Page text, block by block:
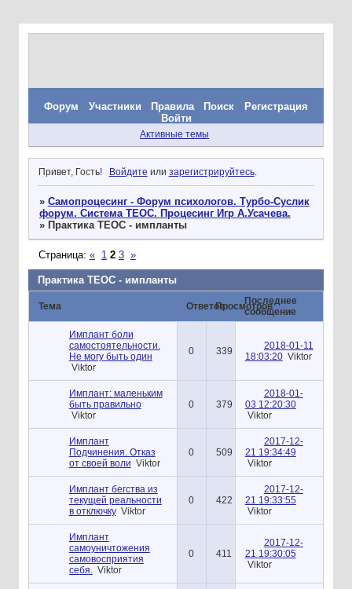
Форум Участники Правила Поиск
Регистрация
Войти
Активные темы
Привет, Гость! Войдите или зарегистрируйтесь.
» Самопроцесинг - Форум психологов. Турбо-Суслик
форум. Система ТЕОС. Процесинг Игр А.Усачева.
» Практика ТЕОС - импланты
Практика ТЕОС - импланты
Страница: « 1 2 3 »
Тема ОтветовПросмотров
Последнее
сообщение
Имплант боли
самостоятельности.
Не могу быть один
Viktor
0 339
2018-01-11
18:03:20 Viktor
Имплант: маленьким
быть правильно
Viktor
0 379
2018-01-
03 12:20:30
Viktor
Имплант
Подчинения. Отказ
от своей воли Viktor
0 509
2017-12-
21 19:34:49
Viktor
Имплант бегства из
текущей реальности
в отключку Viktor
0 422
2017-12-
21 19:33:55
Viktor
Имплант
самоуничтожения
самовосприятия
себя.
Viktor
0 411
2017-12-
21 19:30:05
Viktor